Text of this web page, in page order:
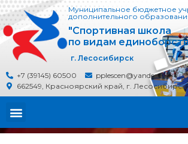
Муниципальное бюджетное
дополнительного
"Спортивная школа
по видам
г. Лесосибирск
+7 (39145) 60500
pplescen@yandex.ru
662549, Красноярский край, г.